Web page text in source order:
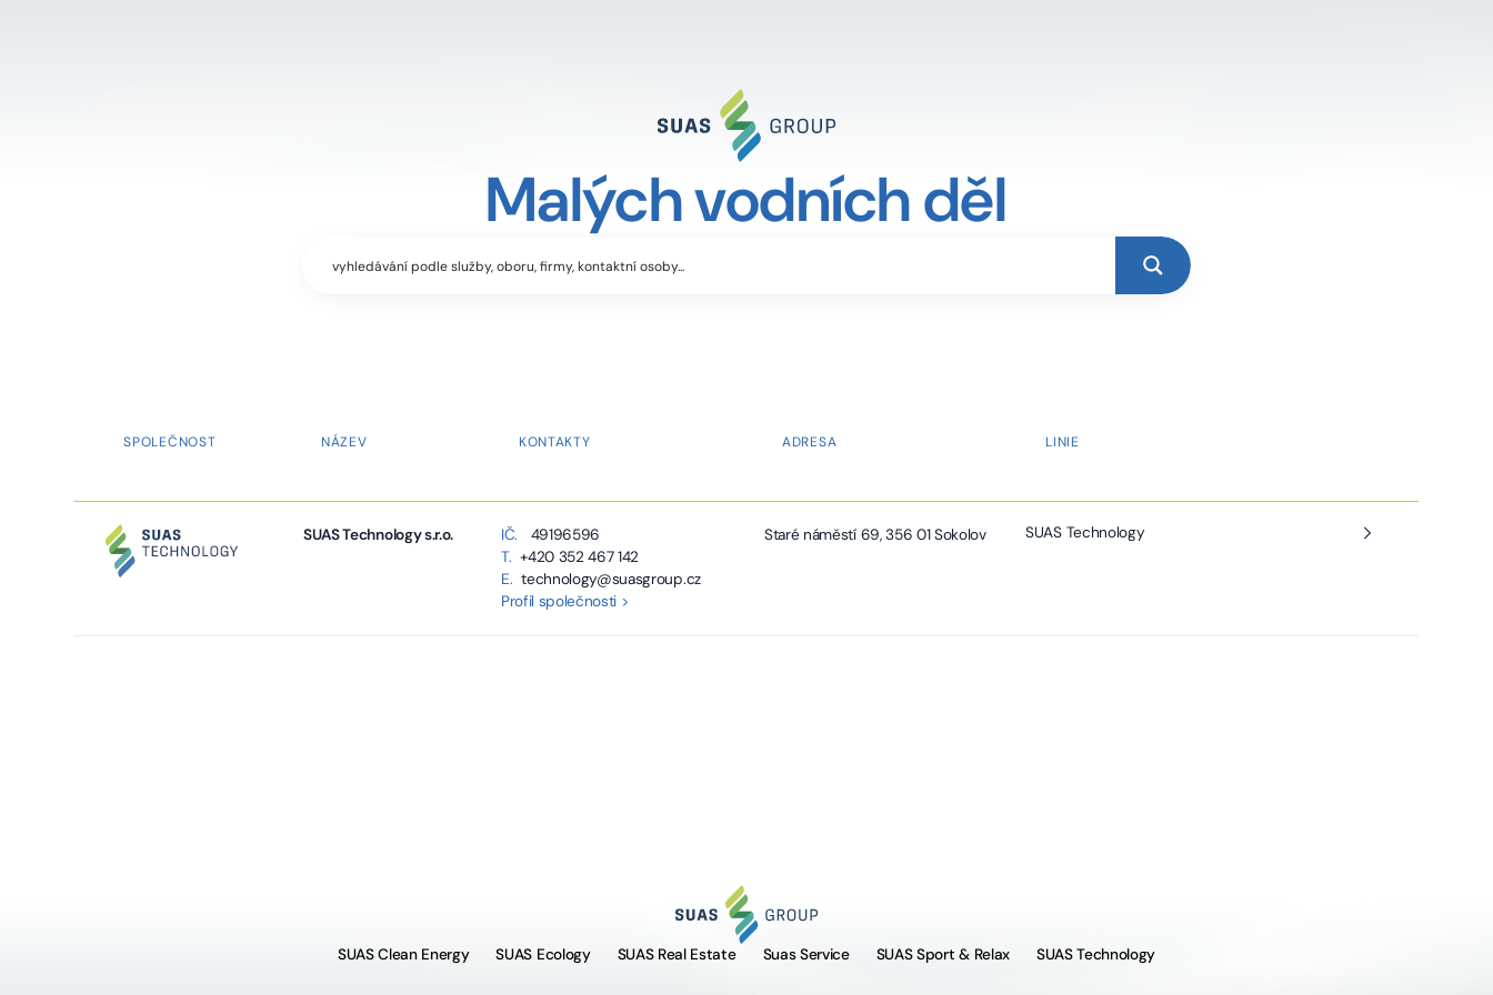
Malých vodních děl
SPOLEČNOST NÁZEV KONTAKTY ADRESA LINIE
SUAS Technology s.r.o. IČ.
49196596
T. +420 352 467 142
E. technology@suasgroup.cz
Profil společnosti >
Staré náměstí 69, 356 01 Sokolov SUAS Technology
SUAS Clean Energy SUAS Ecology SUAS Real Estate Suas Service SUAS Sport & Relax SUAS Technology